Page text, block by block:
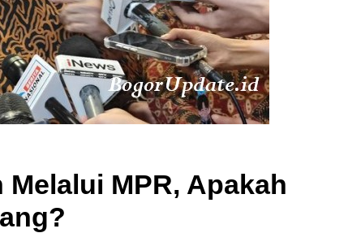
MPR, Apakah